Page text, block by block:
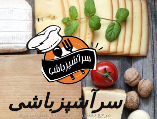
سرآشپزباشی
مرجع دستورات آشپزی و شیرینی پزی